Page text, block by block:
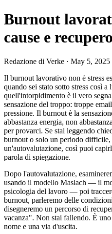
Burnout
cause e recupero
Redazione di Verke · May 5, 2025
Il burnout lavorativo non è stress
quando sei stato sotto stress così
quell'intorpidimento è il vero
sensazione del troppo: troppe
pressione. Il burnout è la
abbastanza energia, non
per provarci. Se stai leggendo
burnout o solo un periodo difficile,
un'autovalutazione, così puoi
parola di spiegazione.
Dopo l'autovalutazione,
usando il modello Maslach — il
psicologia del lavoro — poi
burnout, parleremo delle
disegneremo un percorso di
vacanza". Non stai fallendo. È
nome e una via d'uscita.